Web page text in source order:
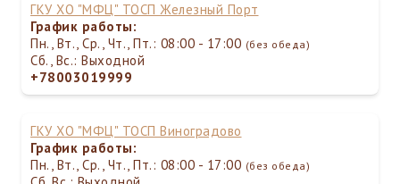
ГКУ ХО "МФЦ" ТОСП Железный Порт
График работы:
Пн., Вт., Ср., Чт., Пт.: 08:00 - 17:00 (без обеда)
Сб., Вс.: Выходной
+78003019999
ГКУ ХО "МФЦ" ТОСП Виноградово
График работы:
Пн., Вт., Ср., Чт., Пт.: 08:00 - 17:00 (без обеда)